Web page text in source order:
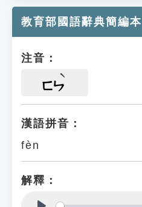
教育部國語辭典簡編本
注音：
ㄈㄣ
漢語拼音：
fèn
解釋：